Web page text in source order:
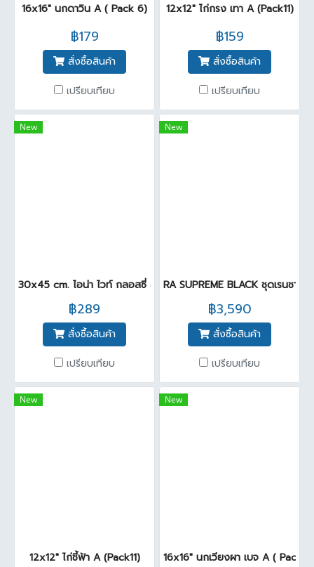
16x16" นกดาวิน A ( Pack 6)
฿179
สั่งซื้อสินค้า
เปรียบเทียบ
12x12" ไก่กรง เทา A (Pack11)
฿159
สั่งซื้อสินค้า
เปรียบเทียบ
New
30x45 cm. ไอน่า ไวท์ กลอสซี่ สีขาวเรียบ ( Pack 8 )
฿289
สั่งซื้อสินค้า
เปรียบเทียบ
New
RA SUPREME BLACK ชุดเรนชาว
฿3,590
สั่งซื้อสินค้า
เปรียบเทียบ
New
12x12" ไก่ชี้ฟ้า A (Pack11)
New
16x16" นกเวียงผา เบจ A ( Pack